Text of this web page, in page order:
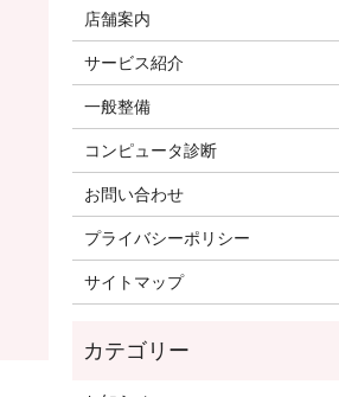
店舗案内
サービス紹介
一般整備
コンピュータ診断
お問い合わせ
プライバシーポリシー
サイトマップ